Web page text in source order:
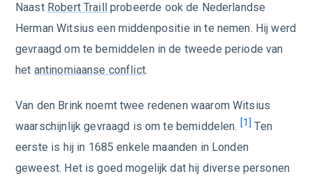
Naast Robert Traillprobeerde ook de Nederlandse
Herman Witsius een middenpositie in te nemen. Hij werd
gevraagd om te bemiddelen in de tweede periode van
het antinomiaanse conflict.
Van den Brink noemt twee redenen waarom Witsius
waarschijnlijk gevraagd is om te bemiddelen. [1] Ten
eerste is hij in 1685 enkele maanden in Londen
geweest. Het is goed mogelijk dat hij diverse personen